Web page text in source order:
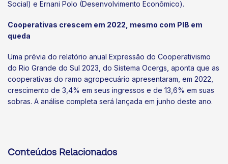
Social) e Ernani Polo (Desenvolvimento Econômico).
Cooperativas crescem em 2022, mesmo com PIB em
queda
Uma prévia do relatório anual Expressão do Cooperativismo
do Rio Grande do Sul 2023, do Sistema Ocergs, aponta que as
cooperativas do ramo agropecuário apresentaram, em 2022,
crescimento de 3,4% em seus ingressos e de 13,6% em suas
sobras. A análise completa será lançada em junho deste ano.
Conteúdos Relacionados